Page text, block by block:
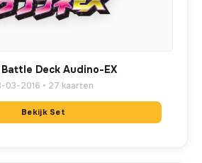
Deck Audino-EX
03-2016 • 27 kaarten
Bekijk Set